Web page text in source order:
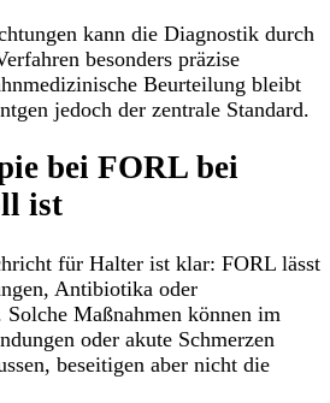
kann die Diagnostik durch
besonders präzise
Beurteilung bleibt
jedoch der zentrale Standard.
bei FORL bei
ist
für Halter ist klar: FORL lässt
Antibiotika oder
Maßnahmen können im
oder akute Schmerzen
beseitigen aber nicht die